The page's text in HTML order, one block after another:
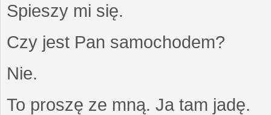
Spieszy mi się.
Czy jest Pan samochodem?
Nie.
To proszę ze mną. Ja tam jadę.